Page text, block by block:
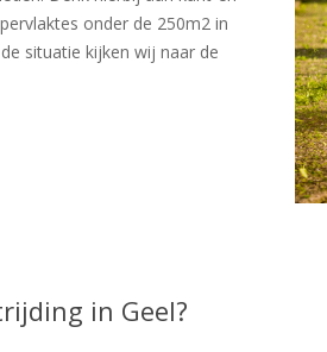
onder de 250m2 in
situatie kijken wij naar de
in Geel?